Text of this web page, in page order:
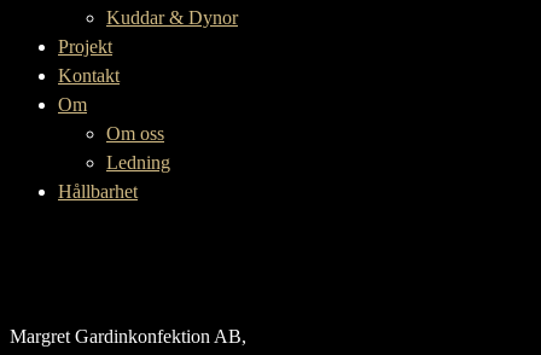
Kuddar & Dynor
Projekt
Kontakt
Om
Om oss
Ledning
Hållbarhet
Margret Gardinkonfektion AB,